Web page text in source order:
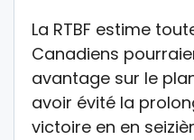
La RTBF estime
Canadiens
avantage sur le
avoir évité la
victoire en en